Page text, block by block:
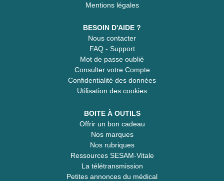
Mentions légales
BESOIN D'AIDE ?
Nous contacter
FAQ - Support
Mot de passe oublié
Consulter votre Compte
Confidentialité des données
Utilisation des cookies
BOITE À OUTILS
Offrir un bon cadeau
Nos marques
Nos rubriques
Ressources SESAM-Vitale
La télétransmission
Petites annonces du médical